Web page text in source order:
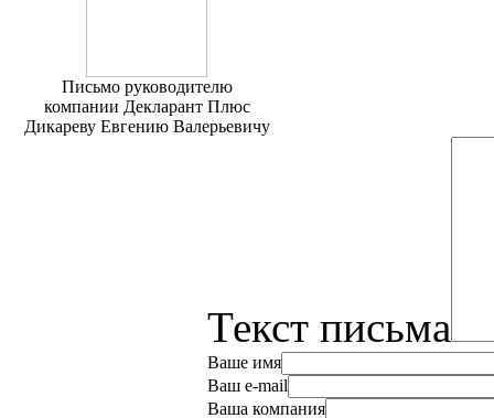
Письмо руководителю
компании Декларант Плюс
Дикареву Евгению Валерьевичу
Текст письма
Ваше имя
Ваш e-mail
Ваша компания